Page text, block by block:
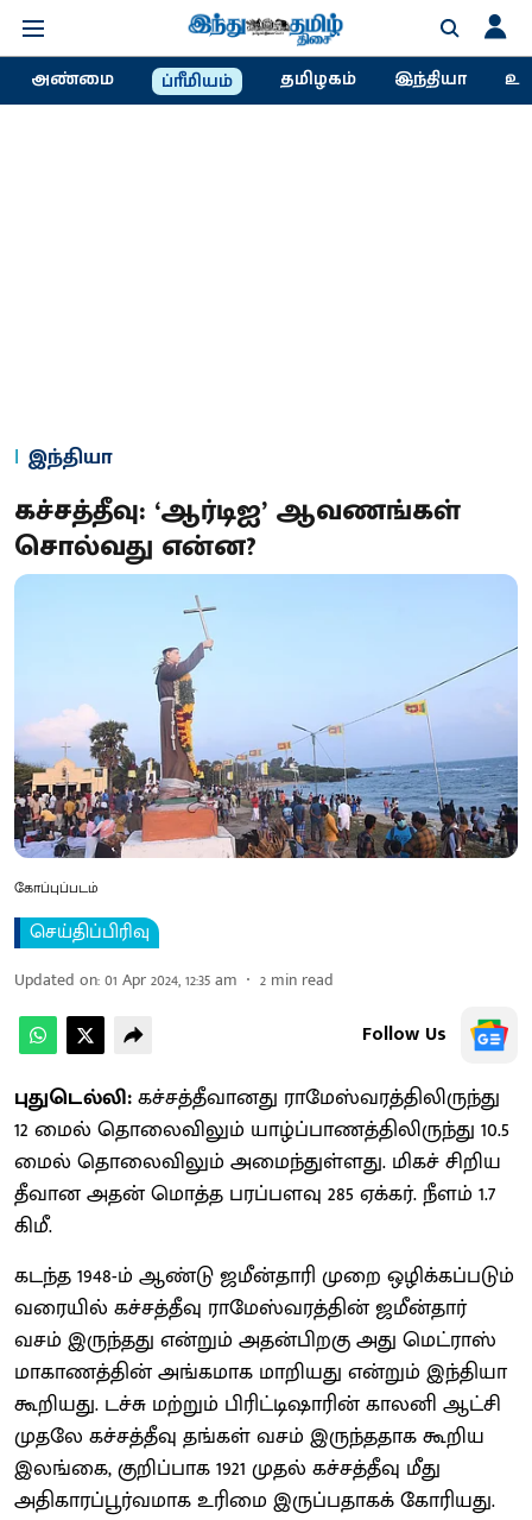
அண்மை ப்ரீமியம் தமிழகம் இந்தியா
இந்தியா
கச்சத்தீவு: ‘ஆர்டிஐ’ ஆவணங்கள்
சொல்வது என்ன?
கோப்புப்படம்
செய்திப்பிரிவு
Updated on:01 Apr 2024, 12:35 am 2 min read
Follow Us
புதுடெல்லி:கச்சத்தீவானது ராமேஸ்வரத்திலிருந்து
12 மைல் தொலைவிலும் யாழ்ப்பாணத்திலிருந்து 10.5
மைல் தொலைவிலும் அமைந்துள்ளது. மிகச் சிறிய
தீவான அதன் மொத்த பரப்பளவு 285 ஏக்கர். நீளம் 1.7
கிமீ.
கடந்த 1948-ம் ஆண்டு ஜமீன்தாரி முறை ஒழிக்கப்படும்
வரையில் கச்சத்தீவு ராமேஸ்வரத்தின் ஜமீன்தார்
வசம் இருந்தது என்றும் அதன்பிறகு அது மெட்ராஸ்
மாகாணத்தின் அங்கமாக மாறியது என்றும் இந்தியா
கூறியது. டச்சு மற்றும் பிரிட்டிஷாரின் காலனி ஆட்சி
முதலே கச்சத்தீவு தங்கள் வசம் இருந்ததாக கூறிய
இலங்கை, குறிப்பாக 1921 முதல் கச்சத்தீவு மீது
அதிகாரப்பூர்வமாக உரிமை இருப்பதாகக் கோரியது.